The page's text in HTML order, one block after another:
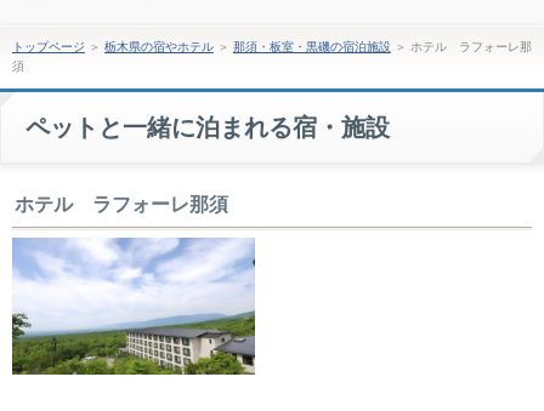
トップページ ＞ 栃木県の宿やホテル＞ 那須・板室・黒磯の宿泊施設＞ ホテル ラフォーレ那
須
ペットと一緒に泊まれる宿・施設
ホテル ラフォーレ那須